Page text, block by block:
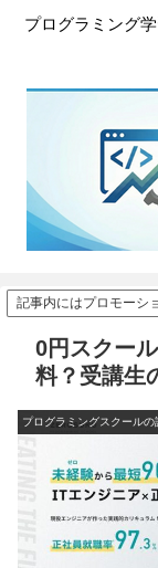
プログラミング
記事内にはプロモーシ
0円スクー
料？受講生
プログラミングスクールの